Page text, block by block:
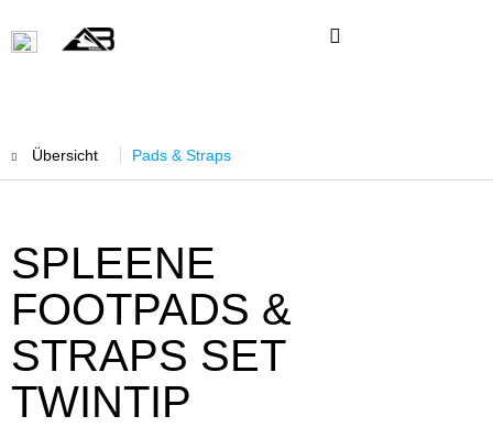
Übersicht Pads & Straps
SPLEENE
FOOTPADS &
STRAPS SET
TWINTIP